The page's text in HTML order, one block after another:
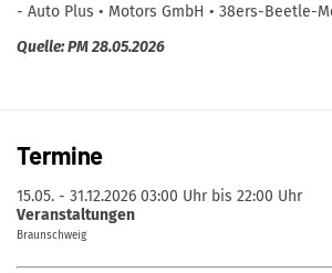
- Auto Plus • Motors GmbH • 38ers-Beetle-
Quelle: PM 28.05.2026
Termine
15.05. - 31.12.2026 03:00 Uhr bis 22:00 Uhr
Veranstaltungen
Braunschweig